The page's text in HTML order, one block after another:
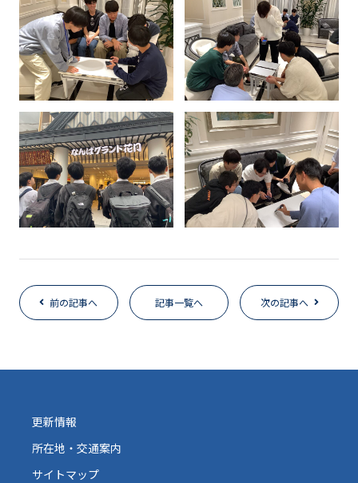
前の記事へ 記事一覧へ 次の記事へ
更新情報
所在地・交通案内
サイトマップ